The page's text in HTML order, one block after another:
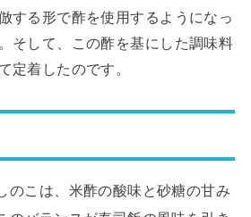
する形で酢を使用するようになっ
そして、この酢を基にした調味料
定着したのです。
のこは、米酢の酸味と砂糖の甘み